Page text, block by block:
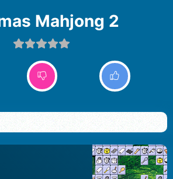
Mahjong 2